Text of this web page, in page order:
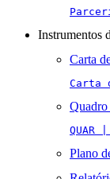
Instrumentos
Carta
Carta
Quadro
Plano